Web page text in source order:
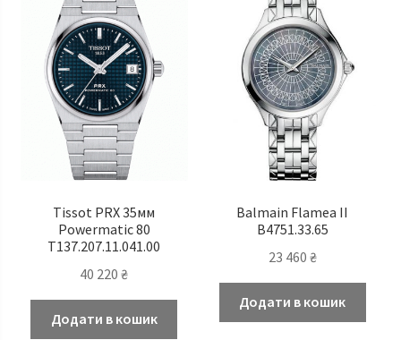
Tissot PRX 35мм
Powermatic 80
T137.207.11.041.00
40 220₴
Додати в кошик
Balmain Flamea II
B4751.33.65
23 460 ₴
Додати в кошик